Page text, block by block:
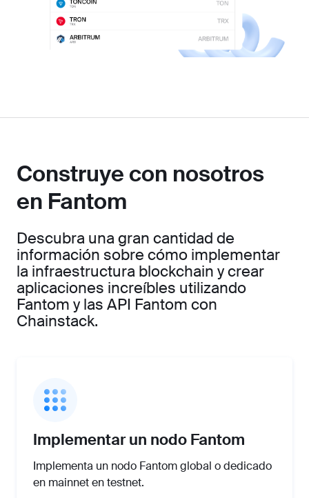
Construye con nosotros
en Fantom
Descubra una gran cantidad de
información sobre cómo implementar
la infraestructura blockchain y crear
aplicaciones increíbles utilizando
Fantom y las API Fantom con
Chainstack.
Implementar un nodo Fantom
Implementa un nodo Fantom global o dedicado
en mainnet en testnet.